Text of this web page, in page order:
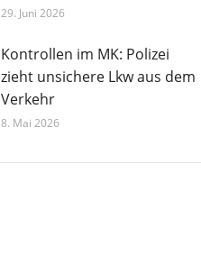
29. Juni 2026
Kontrollen im MK: Polizei
zieht unsichere Lkw aus dem
Verkehr
8. Mai 2026